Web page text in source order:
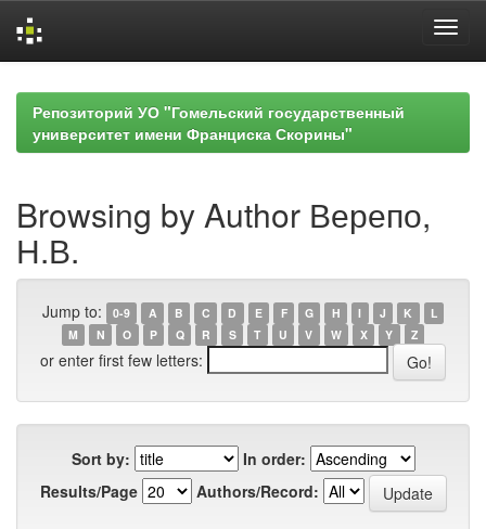
navigationРепозиторий УО "Гомельский государственный
университет имени Франциска Скорины"
Browsing by Author Верепо,
Н.В.
Jump to: 0-9 A B C D E F G H I J K
L
M
N O P Q R S T U V W X Y Z
or enter first few letters:
Sort by:
In order:
Results/Page
Authors/Record: